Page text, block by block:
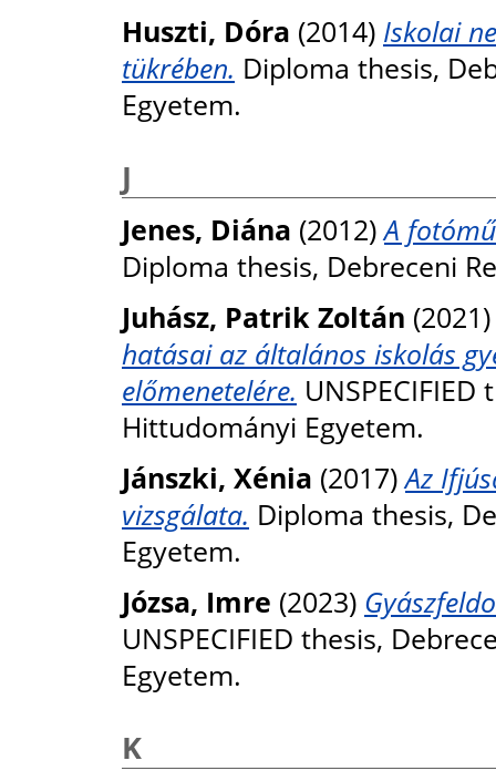
Huszti, Dóra (2014) Iskolai
tükrében. Diploma thesis,
Egyetem.
J
Jenes, Diána (2012)A
Diploma thesis, Debreceni
Juhász, Patrik Zoltán
hatásai az általános iskolás
előmenetelére.
Hittudományi Egyetem.
Jánszki, Xénia (2017)Az
vizsgálata. Diploma thesis,
Egyetem.
Józsa, Imre (2023)
UNSPECIFIED thesis,
Egyetem.
K